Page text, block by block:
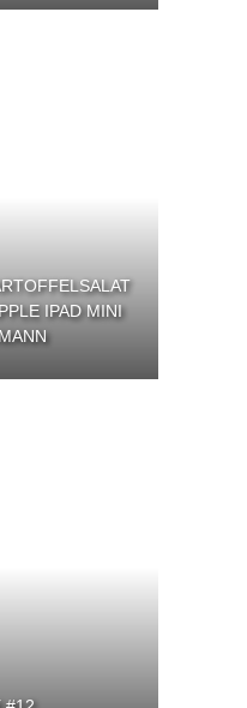
IPAD MINI